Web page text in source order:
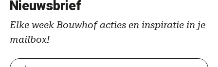
Nieuwsbrief
Elke week Bouwhof acties en inspiratie in je
mailbox!